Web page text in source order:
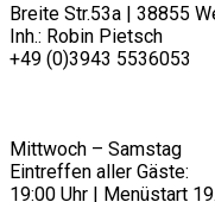
Breite Str.53a | 38855
Inh.: Robin Pietsch
+49 (0)3943 5536053
Mittwoch – Samstag
Eintreffen aller Gäste:
19:00 Uhr | Menüstart